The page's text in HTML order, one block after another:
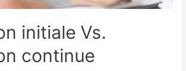
initiale Vs.
continue